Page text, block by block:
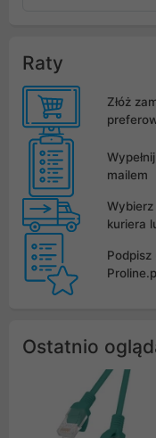
Raty
Złóż
mailem
kuriera
Ostatnio